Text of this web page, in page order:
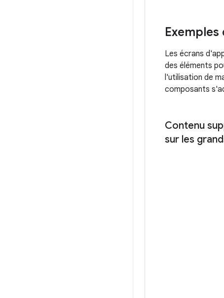
Les écrans
des éléments
l'utilisation de
composants
Contenu
sur les